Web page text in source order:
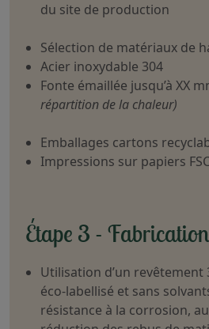
du site de production
Sélection de matériaux de
Acier inoxydable 304
Fonte émaillée jusqu’à XX
répartition de la chaleur)
Emballages cartons
Impressions sur papiers FSC
Étape 3 - Fabrication
Utilisation d’un revêtement
éco-labellisé et sans
résistance à la corrosion,